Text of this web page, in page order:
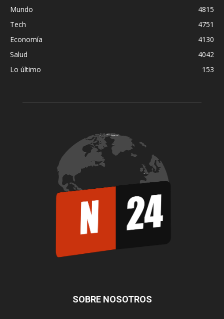
Mundo
4815
Tech
4751
Economía
4130
Salud
4042
Lo último
153
SOBRE NOSOTROS